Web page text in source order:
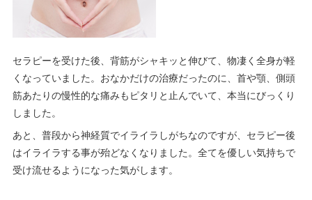
セラピーを受けた後、背筋がシャキッと伸びて、物凄く全身が軽
くなっていました。おなかだけの治療だったのに、首や顎、側頭
筋あたりの慢性的な痛みもピタリと止んでいて、本当にびっくり
しました。
あと、普段から神経質でイライラしがちなのですが、セラピー後
はイライラする事が殆どなくなりました。全てを優しい気持ちで
受け流せるようになった気がします。